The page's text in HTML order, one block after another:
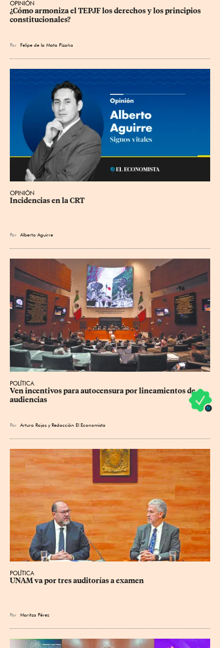
OPINIÓN
¿Cómo armoniza el TEPJF los derechos y los principios
constitucionales?
Por Felipe de la Mata Pizaña
OPINIÓN
Incidencias en la CRT
Por Alberto Aguirre
POLÍTICA
Ven incentivos para autocensura por lineamientos de
audiencias
Por Arturo Rojas yRedacción El Economista
POLÍTICA
UNAM va por tres auditorías a examen
Por Maritza Pérez